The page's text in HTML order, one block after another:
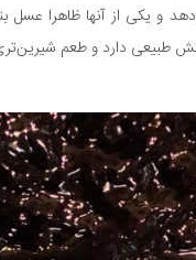
و دارویی
و یکی از آنها ظاهرا عسل
طبیعی دارد و طعم